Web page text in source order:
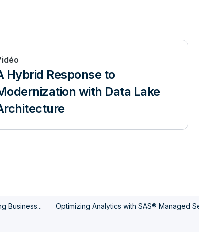
Hybrid Response to
with Data Lake
Business... Optimizing Analytics with SAS® Managed